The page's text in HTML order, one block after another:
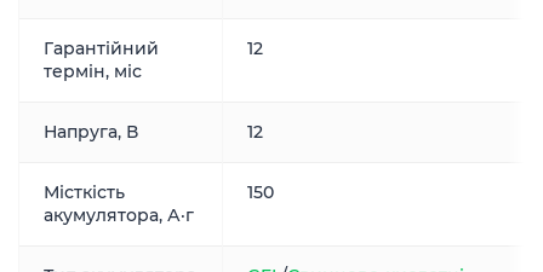
Гарантійний
термін, міс
12
Напруга, В 12
Місткість
акумулятора, А·г
150